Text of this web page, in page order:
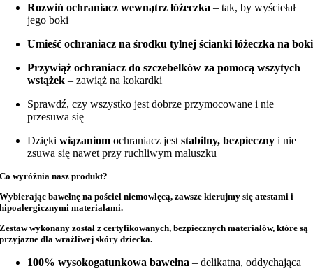
Rozwiń ochraniacz wewnątrz łóżeczka – tak, by wyściełał
jego boki
Umieść ochraniacz na środku tylnej ścianki łóżeczka na boki
Przywiąż ochraniacz do szczebelków za pomocą wszytych
wstążek – zawiąż na kokardki
Sprawdź, czy wszystko jest dobrze przymocowane i nie
przesuwa się
Dziękiwiązaniom ochraniacz jeststabilny, bezpieczny i nie
zsuwa się nawet przy ruchliwym maluszku
Co wyróżnia nasz produkt?
Wybierając bawełnę napościel niemowlęcą, zawsze kierujmy się atestami i
hipoalergicznymi materiałami.
Zestaw wykonany został zcertyfikowanych, bezpiecznych materiałów, które są
przyjazne dla wrażliwej skóry dziecka.
100% wysokogatunkowa bawełna – delikatna, oddychająca